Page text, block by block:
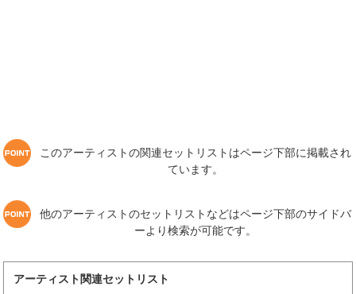
このアーティストの関連セットリストはページ下部に掲載され
ています。
他のアーティストのセットリストなどはページ下部のサイドバ
ーより検索が可能です。
アーティスト関連セットリスト